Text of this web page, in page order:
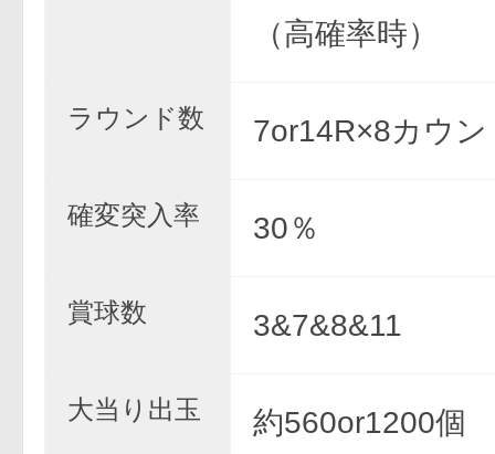
（高確率時）
ラウンド数 7or14R×8カウン
確変突入率 30％
賞球数 3&7&8&11
大当り出玉 約560or1200個